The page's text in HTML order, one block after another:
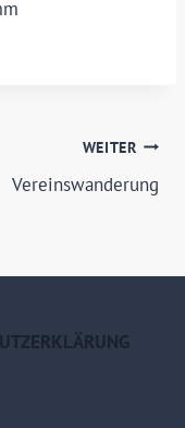
WEITER
Vereinswanderung